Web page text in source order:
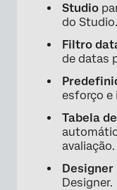
Studio
do Studio.
Filtro
de datas
esforço e
Tabela
avaliação.
Designer
Designer.